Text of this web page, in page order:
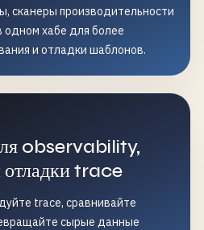
сканеры производительности
одном хабе для более
и отладки шаблонов.
observability,
отладки trace
trace, сравнивайте
сырые данные